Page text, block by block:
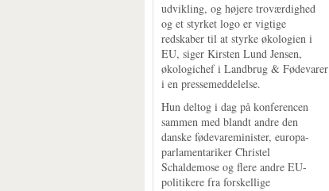
udvikling, og højere troværdighed
og et styrket logo er vigtige
redskaber til at styrke økologien i
EU, siger Kirsten Lund Jensen,
økologichef i Landbrug & Fødevarer
i en pressemeddelelse.
Hun deltog i dag på konferencen
sammen med blandt andre den
danske fødevareminister, europa-
parlamentariker Christel
Schaldemose og flere andre EU-
politikere fra forskellige